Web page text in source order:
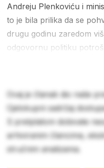
Andreju Plenkoviću i
to je bila prilika da se
drugu godinu zaredom
odgovornu politiku
Ovaj je članak dio naše
Cjelokupni sadržaj
S pretplatom dobivate
arhiviranim člancima,
stručnim analizama.